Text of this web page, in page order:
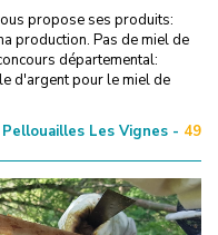
propose ses produits:
production. Pas de miel de
départemental:
d'argent pour le miel de
Pellouailles Les Vignes - 49